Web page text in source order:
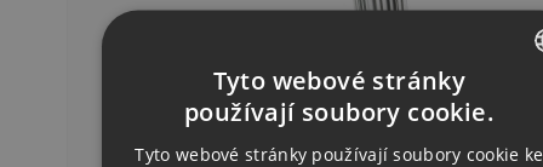
ENGLISH
Tyto webové stránky
používají soubory cookie.
Tyto webové stránky používají soubory cookie ke